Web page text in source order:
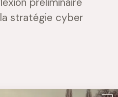
stratégie cyber